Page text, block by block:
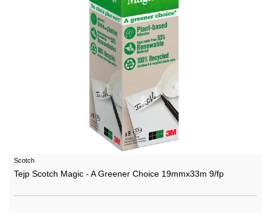
Scotch
Tejp Scotch Magic - A Greener Choice 19mmx33m 9/fp